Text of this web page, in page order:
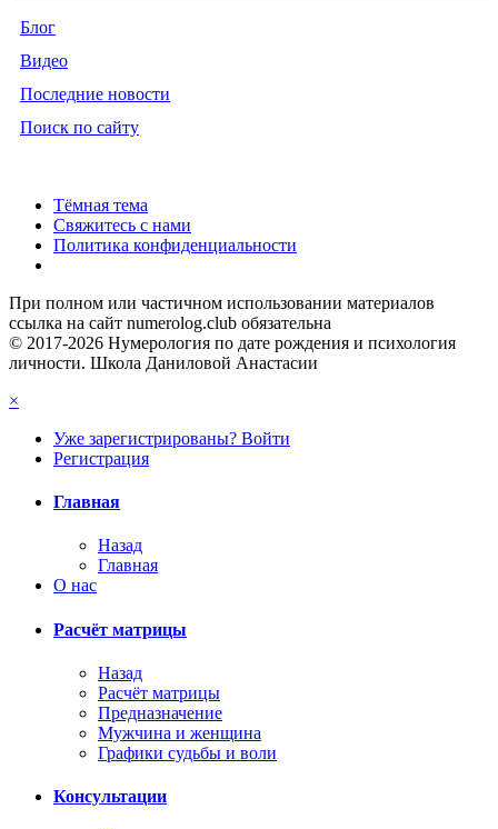
Блог
Видео
Последние новости
Поиск по сайту
Тёмная тема
Свяжитесь с нами
Политика конфиденциальности
При полном или частичном использовании материалов
ссылка на сайт numerolog.club обязательна
© 2017-2026 Нумерология по дате рождения и психология
личности. Школа Даниловой Анастасии
×
Уже зарегистрированы? Войти
Регистрация
Главная
Назад
Главная
О нас
Расчёт матрицы
Назад
Расчёт матрицы
Предназначение
Мужчина и женщина
Графики судьбы и воли
Консультации